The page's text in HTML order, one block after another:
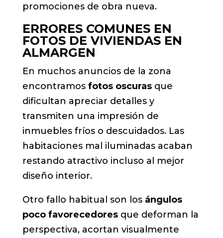
promociones de obra nueva.
ERRORES COMUNES EN
FOTOS DE VIVIENDAS EN
ALMARGEN
En muchos anuncios de la zona
encontramos fotos oscurasque
dificultan apreciar detalles y
transmiten una impresión de
inmuebles fríos o descuidados. Las
habitaciones mal iluminadas acaban
restando atractivo incluso al mejor
diseño interior.
Otro fallo habitual son los ángulos
poco favorecedoresque deforman la
perspectiva, acortan visualmente